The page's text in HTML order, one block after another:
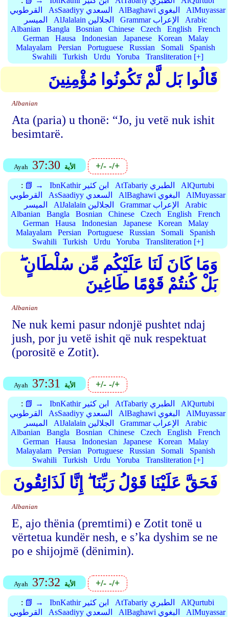
القرطوبي
AsSaadiyy السعدي AlBaghawi البغوي
AlMuyassar
الميسر
AlJalalain الجلالين Grammar الإعراب
Arabic
Albanian
Bangla Bosnian Chinese Czech English
French
German
Hausa Indonesian Japanese Korean
Malay
Malayalam
Persian Portuguese Russian Somali
Spanish
Swahili
Turkish Urdu Yoruba Transliteration [+]
قَالُوا بَل لَّمْ تَكُونُوا مُؤْمِنِينَ
Albanian
Ata (paria) u thonë: “Jo, ju vetë nuk ishit
besimtarë.
Ayah 37:30 الأية +/--/+
: 📗 → IbnKathir ابن كثير AtTabariy الطبري
AlQurtubi
القرطوبي
AsSaadiyy السعدي AlBaghawi البغوي
AlMuyassar
الميسر
AlJalalain الجلالين Grammar الإعراب
Arabic
Albanian
Bangla Bosnian Chinese Czech English
French
German
Hausa Indonesian Japanese Korean
Malay
Malayalam
Persian Portuguese Russian Somali
Spanish
Swahili
Turkish Urdu Yoruba Transliteration [+]
وَمَا كَانَ لَنَا عَلَيْكُم مِّن سُلْطَانٍ ۖ
بَلْ كُنتُمْ قَوْمًا طَاغِينَ
Albanian
Ne nuk kemi pasur ndonjë pushtet ndaj
jush, por ju vetë ishit që nuk respektuat
(porositë e Zotit).
Ayah 37:31 الأية +/--/+
: 📗 → IbnKathir ابن كثير AtTabariy الطبري
AlQurtubi
القرطوبي
AsSaadiyy السعدي AlBaghawi البغوي
AlMuyassar
الميسر
AlJalalain الجلالين Grammar الإعراب
Arabic
Albanian
Bangla Bosnian Chinese Czech English
French
German
Hausa Indonesian Japanese Korean
Malay
Malayalam
Persian Portuguese Russian Somali
Spanish
Swahili
Turkish Urdu Yoruba Transliteration [+]
فَحَقَّ عَلَيْنَا قَوْلُ رَبِّنَا ۖ إِنَّا لَذَائِقُونَ
Albanian
E, ajo thënia (premtimi) e Zotit tonë u
vërtetua kundër nesh, e s’ka dyshim se ne
po e shijojmë (dënimin).
Ayah 37:32 الأية +/--/+
: 📗 → IbnKathir ابن كثير AtTabariy الطبري
AlQurtubi
القرطوبي
AsSaadiyy السعدي AlBaghawi البغوي
AlMuyassar